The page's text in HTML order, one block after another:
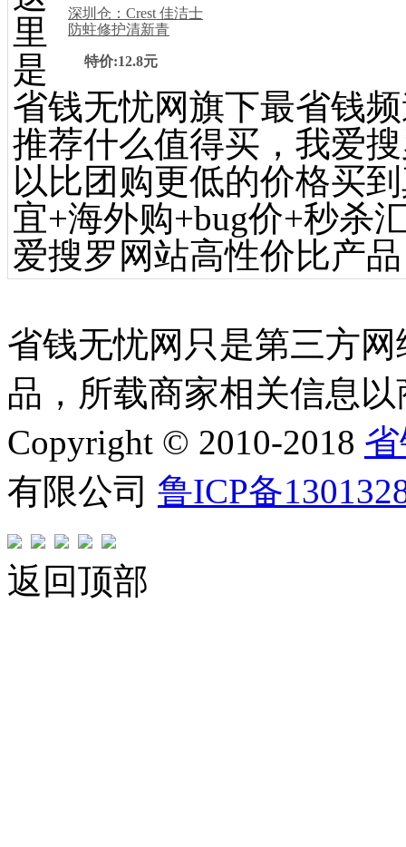
深圳仓：Crest 佳洁士
防蛀修护清新青
特价:12.8元
里
是
省钱无忧网旗下最省钱
推荐什么值得买，我爱
以比团购更低的价格买
宜+海外购+bug价+秒杀
爱搜罗网站高性价比产
省钱无忧网只是第三方
品，所载商家相关信息
Copyright © 2010-2018
有限公司 鲁ICP备
返回顶部